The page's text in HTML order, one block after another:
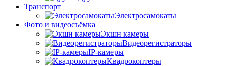
Транспорт
Электросамокаты
Фото и видеосъёмка
Экшн камеры
Видеорегистраторы
IP-камеры
Квадрокоптеры